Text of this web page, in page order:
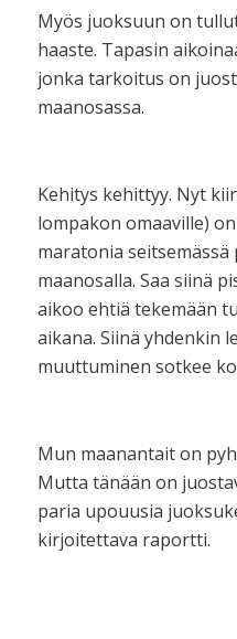
Myös juoksuun on
haaste. Tapasin
jonka tarkoitus on
maanosassa.
Kehitys kehittyy. Nyt
lompakon omaaville)
maratonia seitsemässä
maanosalla. Saa siinä
aikoo ehtiä tekemään
aikana. Siinä yhdenkin
muuttuminen sotkee
Mun maanantait on
Mutta tänään on
paria upouusia
kirjoitettava raportti.